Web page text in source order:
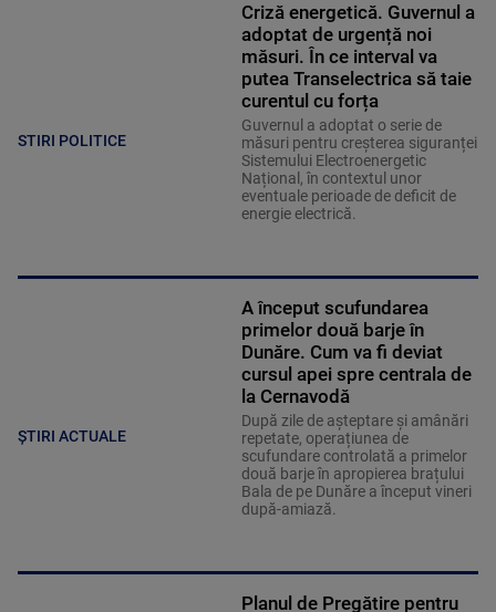
STIRI POLITICE
Criză energetică. Guvernul a
adoptat de urgență noi
măsuri. În ce interval va
putea Transelectrica să taie
curentul cu forța
Guvernul a adoptat o serie de
măsuri pentru creșterea siguranței
Sistemului Electroenergetic
Național, în contextul unor
eventuale perioade de deficit de
energie electrică.
ȘTIRI ACTUALE
A început scufundarea
primelor două barje în
Dunăre. Cum va fi deviat
cursul apei spre centrala de
la Cernavodă
După zile de așteptare și amânări
repetate, operațiunea de
scufundare controlată a primelor
două barje în apropierea brațului
Bala de pe Dunăre a început vineri
după-amiază.
Planul de Pregătire pentru